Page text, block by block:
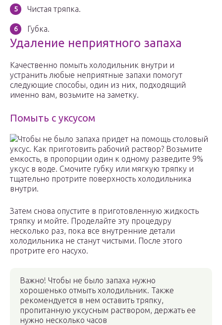
Чистая тряпка.
Губка.
Удаление неприятного запаха
Качественно помыть холодильник внутри и
устранить любые неприятные запахи помогут
следующие способы, один из них, подходящий
именно вам, возьмите на заметку.
Помыть с уксусом
Чтобы не было запаха придет на помощь столовый
уксус. Как приготовить рабочий раствор? Возьмите
емкость, в пропорции один к одному разведите 9%
уксус в воде. Смочите губку или мягкую тряпку и
тщательно протрите поверхность холодильника
внутри.
Затем снова опустите в приготовленную жидкость
тряпку и мойте. Проделайте эту процедуру
несколько раз, пока все внутренние детали
холодильника не станут чистыми. После этого
протрите его насухо.
Важно! Чтобы не было запаха нужно
хорошенько отмыть холодильник. Также
рекомендуется в нем оставить тряпку,
пропитанную уксусным раствором, держать ее
нужно несколько часов